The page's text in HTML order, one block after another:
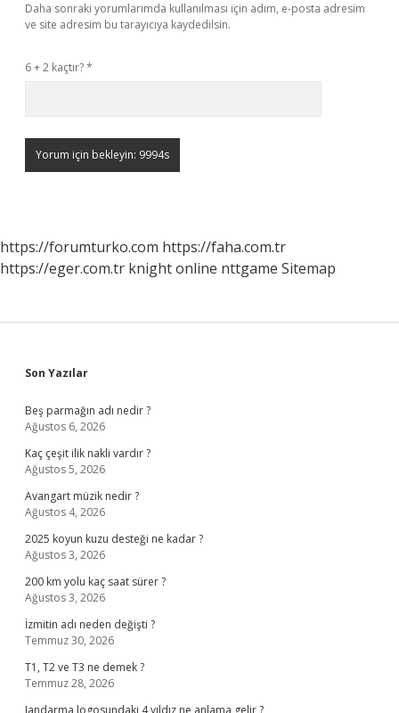
Daha sonraki yorumlarımda kullanılması için adım, e-posta adresim
ve site adresim bu tarayıcıya kaydedilsin.
6 + 2 kaçtır?*
https://forumturko.com https://faha.com.tr
https://eger.com.tr knight online nttgame Sitemap
Sidebar
Son Yazılar
Beş parmağın adı nedir ?
Ağustos 6, 2026
Kaç çeşit ilik nakli vardır ?
Ağustos 5, 2026
Avangart müzik nedir ?
Ağustos 4, 2026
2025 koyun kuzu desteği ne kadar ?
Ağustos 3, 2026
200 km yolu kaç saat sürer ?
Ağustos 3, 2026
İzmitin adı neden değişti ?
Temmuz 30, 2026
T1, T2 ve T3 ne demek ?
Temmuz 28, 2026
Jandarma logosundaki 4 yıldız ne anlama gelir ?